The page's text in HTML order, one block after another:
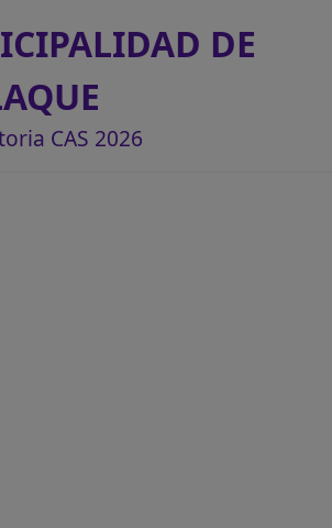
DE
CAS 2026